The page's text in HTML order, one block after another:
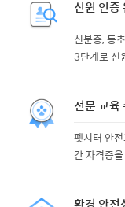
신원 인증
신분증, 등
3단계로 신
전문 교육
펫시터 안
간 자격증